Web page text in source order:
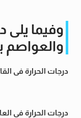
وفيما يلى
والعواصم
درجات الحرارة فى القاهرة
درجات الحرارة فى العاصمة